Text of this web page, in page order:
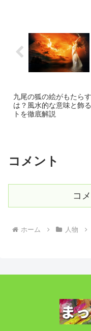
九尾の狐の絵がもたら
は？風水的な意味と飾
トを徹底解説
コメント
コ
ホーム 人物